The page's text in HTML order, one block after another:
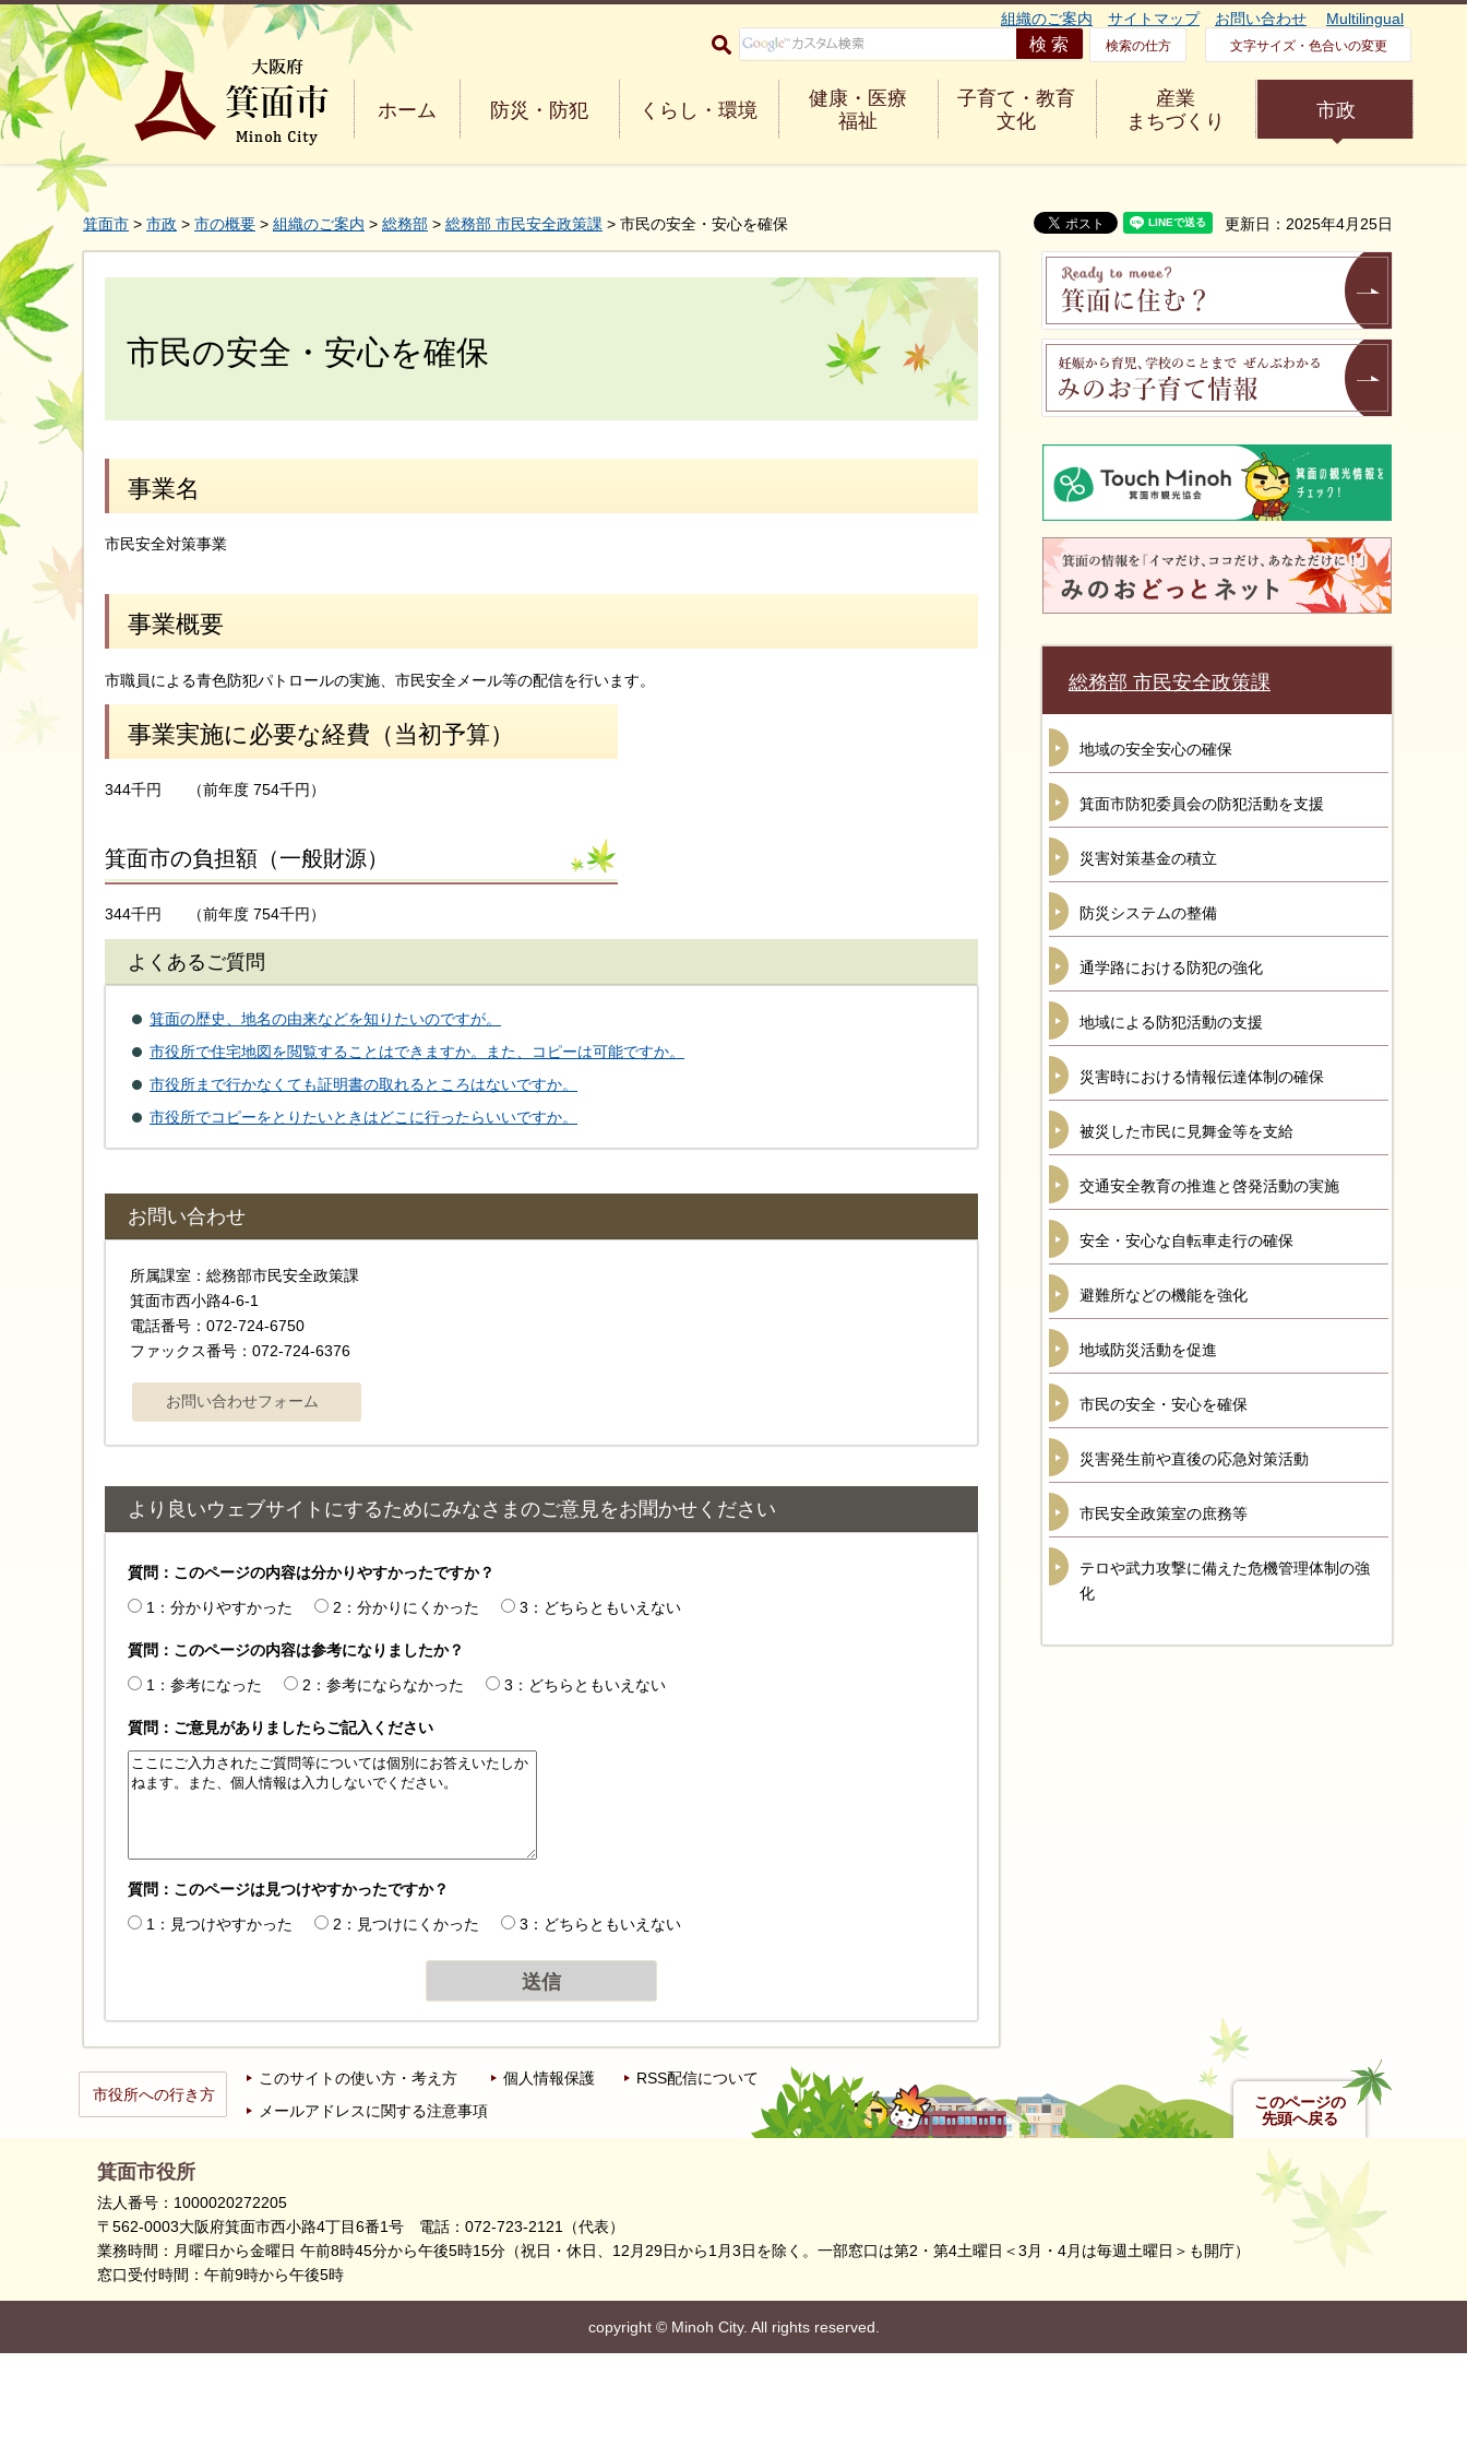
大阪府箕面市 Minoh City
組織のご案内 サイトマップ お問い合わせ Multilingual
検索の仕方 文字サイズ・色合いの変更
ホーム 防災・防犯 くらし・環境
健康・医療
福祉
子育て・教育
文化
産業
まちづくり
市政
箕面市 > 市政 > 市の概要 > 組織のご案内 > 総務部 > 総務部 市民安全政策課 > 市民の安全・安心を確保 更新日：2025年4月25日
市民の安全・安心を確保
事業名
市民安全対策事業
事業概要
市職員による青色防犯パトロールの実施、市民安全メール等の配信を行います。
事業実施に必要な経費（当初予算）
344千円 （前年度 754千円）
箕面市の負担額（一般財源）
344千円 （前年度 754千円）
よくあるご質問
箕面の歴史、地名の由来などを知りたいのですが。
市役所で住宅地図を閲覧することはできますか。また、コピーは可能ですか。
市役所まで行かなくても証明書の取れるところはないですか。
市役所でコピーをとりたいときはどこに行ったらいいですか。
お問い合わせ
所属課室：総務部市民安全政策課
箕面市西小路4‐6‐1
電話番号：072-724-6750
ファックス番号：072-724-6376
より良いウェブサイトにするためにみなさまのご意見をお聞かせください
質問：このページの内容は分かりやすかったですか？
1：分かりやすかった
2：分かりにくかった 3：どちらともいえない
質問：このページの内容は参考になりましたか？
1：参考になった
2：参考にならなかった 3：どちらともいえない
質問：ご意見がありましたらご記入ください
質問：このページは見つけやすかったですか？
1：見つけやすかった
2：見つけにくかった 3：どちらともいえない
総務部 市民安全政策課
地域の安全安心の確保
箕面市防犯委員会の防犯活動を支援
災害対策基金の積立
防災システムの整備
通学路における防犯の強化
地域による防犯活動の支援
災害時における情報伝達体制の確保
被災した市民に見舞金等を支給
交通安全教育の推進と啓発活動の実施
安全・安心な自転車走行の確保
避難所などの機能を強化
地域防災活動を促進
市民の安全・安心を確保
災害発生前や直後の応急対策活動
市民安全政策室の庶務等
テロや武力攻撃に備えた危機管理体制の強
化
このページの
先頭へ戻る
市役所への行き方
このサイトの使い方・考え方 個人情報保護
RSS配信について
メールアドレスに関する注意事項
箕面市役所
法人番号：1000020272205
〒562-0003大阪府箕面市西小路4丁目6番1号 電話：072-723-2121（代表）
業務時間：月曜日から金曜日 午前8時45分から午後5時15分 （祝日・休日、12月29日から1月3日を除く。 一部窓口は第2・第4土曜日＜3月・4月は毎週土曜日＞も開庁）
窓口受付時間：午前9時から午後5時
copyright ©Minoh City. All rights reserved.